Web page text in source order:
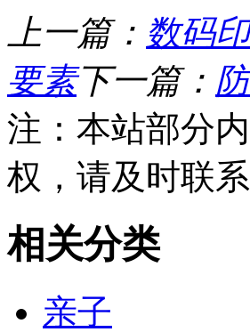
上一篇： 数码
要素下一篇：
注：本站部分
权，请及时联
相关分类
亲子